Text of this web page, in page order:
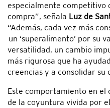
especialmente competitivo
compra”, señala Luz de
“Además, cada vez más
un ‘superalimento’ por su
versatilidad, un cambio
más rigurosa que ha
creencias y a consolidar su
Este comportamiento en el
de la coyuntura vivida por